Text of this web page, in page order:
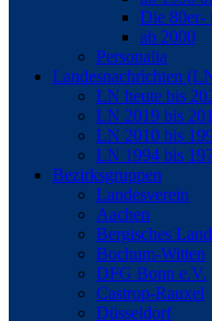
Die 80er-
ab 2000
Personalia
Landesnachrichten
LN heute bis
LN 2019 bis
LN 2010 bis
LN 1994 bis
Bezirksgruppen
Landesverein
Aachen
Bergisches Land
Bochum-Witten
DFG Bonn e.V.
Castrop-Rauxel
Düsseldorf